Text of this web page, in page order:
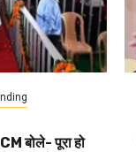
बोले- पूरा हो